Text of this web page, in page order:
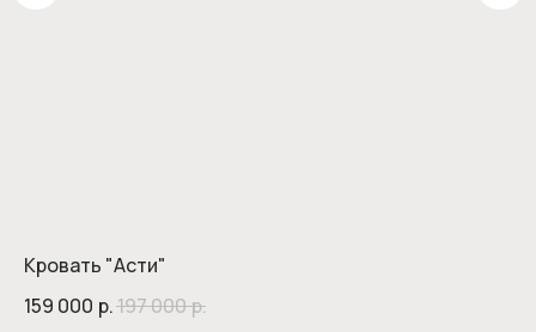
Кровать "Асти"
159 000 р.197 000р.